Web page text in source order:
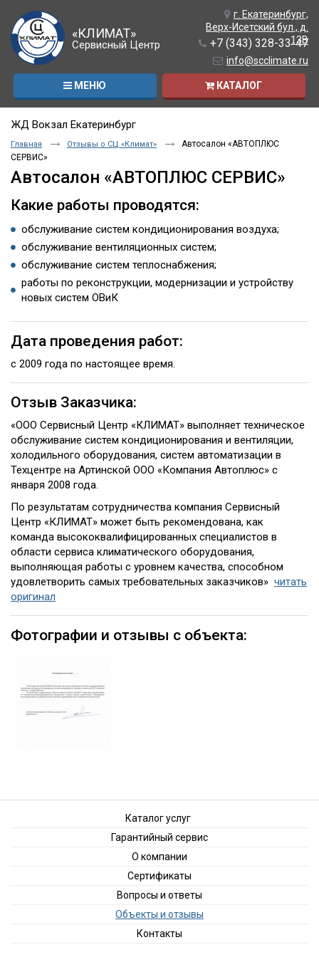
«КЛИМАТ»
Сервисный Центр
г. Екатеринбург,
Верх-Исетский бул., д.
13В
info@scclimate.ru
+7 (343) 328-33-47
МЕНЮ КАТАЛОГ
ЖД Вокзал Екатеринбург
Главная Отзывы о СЦ «Климат»
Автосалон «АВТОПЛЮС
СЕРВИС»
Автосалон «АВТОПЛЮС СЕРВИС»
Какие работы проводятся:
обслуживание систем кондиционирования воздуха;
обслуживание вентиляционных систем;
обслуживание систем теплоснабжения;
работы по реконструкции, модернизации и устройству
новых систем ОВиК
Дата проведения работ:
с 2009 года по настоящее время.
Отзыв Заказчика:
«ООО Сервисный Центр «КЛИМАТ» выполняет техническое
обслуживание систем кондиционирования и вентиляции,
холодильного оборудования, систем автоматизации в
Техцентре на Артинской ООО «Компания Автоплюс» с
января 2008 года.
По результатам сотрудничества компания Сервисный
Центр «КЛИМАТ» может быть рекомендована, как
команда высококвалифицированных специалистов в
области сервиса климатического оборудования,
выполняющая работы с уровнем качества, способном
удовлетворить самых требовательных заказчиков» читать
оригинал
Фотографии и отзывы с объекта:
Каталог услуг
Гарантийный сервис
О компании
Сертификаты
Вопросы и ответы
Объекты и отзывы
Контакты